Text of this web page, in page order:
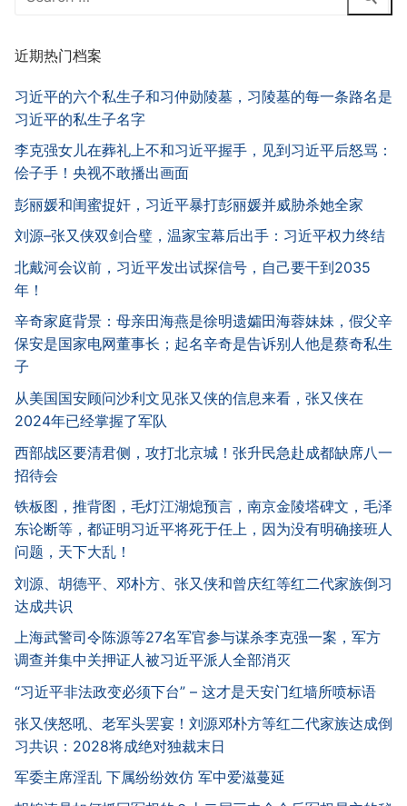
近期热门档案
习近平的六个私生子和习仲勋陵墓，习陵墓的每一条路名是
习近平的私生子名字
李克强女儿在葬礼上不和习近平握手，见到习近平后怒骂：
侩子手！央视不敢播出画面
彭丽媛和闺蜜捉奸，习近平暴打彭丽媛并威胁杀她全家
刘源–张又侠双剑合璧，温家宝幕后出手：习近平权力终结
北戴河会议前，习近平发出试探信号，自己要干到2035
年！
辛奇家庭背景：母亲田海燕是徐明遗孀田海蓉妹妹，假父辛
保安是国家电网董事长；起名辛奇是告诉别人他是蔡奇私生
子
从美国国安顾问沙利文见张又侠的信息来看，张又侠在
2024年已经掌握了军队
西部战区要清君侧，攻打北京城！张升民急赴成都缺席八一
招待会
铁板图，推背图，毛灯江湖熄预言，南京金陵塔碑文，毛泽
东论断等，都证明习近平将死于任上，因为没有明确接班人
问题，天下大乱！
刘源、胡德平、邓朴方、张又侠和曾庆红等红二代家族倒习
达成共识
上海武警司令陈源等27名军官参与谋杀李克强一案，军方
调查并集中关押证人被习近平派人全部消灭
“习近平非法政变必须下台” – 这才是天安门红墙所喷标语
张又侠怒吼、老军头罢宴！刘源邓朴方等红二代家族达成倒
习共识：2028将成绝对独裁末日
军委主席淫乱 下属纷纷效仿 军中爱滋蔓延